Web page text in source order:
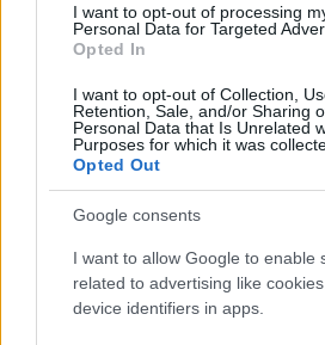
I want to opt-out of processing
Personal Data for Targeted
Opted In
I want to opt-out of Collection,
Retention, Sale, and/or Sharing
Personal Data that Is Unrelated
Purposes for which it was
Opted Out
Google consents
I want to allow Google to enable
related to advertising like
device identifiers in apps.
E-mail cím
Feliratkozom a hírlevélre és
szabályzatot!